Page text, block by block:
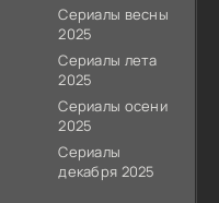
Сериалы весны
2025
Сериалы лета
2025
Сериалы осени
2025
Сериалы
декабря 2025